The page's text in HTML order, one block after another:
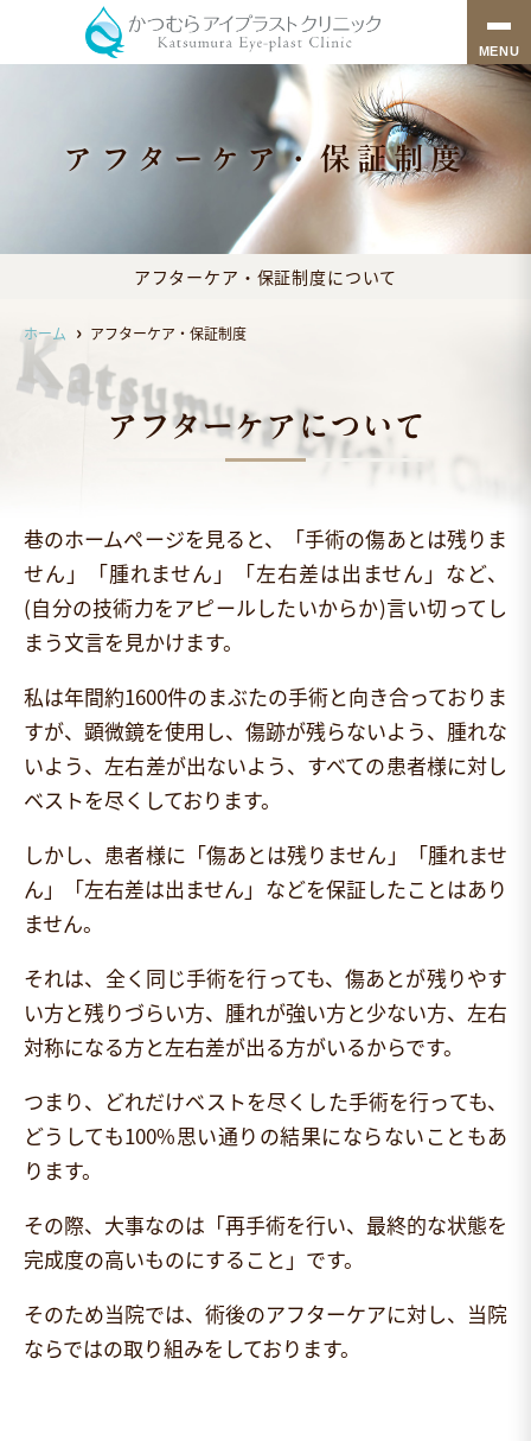
MENU
アフターケア・保証制度
アフターケア・保証制度について
ホーム アフターケア・保証制度
アフターケアについて
巷のホームページを見ると、「手術の傷あとは残りま
せん」「腫れません」「左右差は出ません」など、
(自分の技術力をアピールしたいからか)言い切ってし
まう文言を見かけます。
私は年間約1600件のまぶたの手術と向き合っておりま
すが、顕微鏡を使用し、傷跡が残らないよう、腫れな
いよう、左右差が出ないよう、すべての患者様に対し
ベストを尽くしております。
しかし、患者様に「傷あとは残りません」「腫れませ
ん」「左右差は出ません」などを保証したことはあり
ません。
それは、全く同じ手術を行っても、傷あとが残りやす
い方と残りづらい方、腫れが強い方と少ない方、左右
対称になる方と左右差が出る方がいるからです。
つまり、どれだけベストを尽くした手術を行っても、
どうしても100%思い通りの結果にならないこともあ
ります。
その際、大事なのは「再手術を行い、最終的な状態を
完成度の高いものにすること」です。
そのため当院では、術後のアフターケアに対し、当院
ならではの取り組みをしております。